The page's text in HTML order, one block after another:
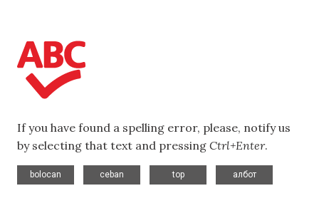
If you have found a spelling error, please, notify us
by selecting that text and pressing Ctrl+Enter.
bolocan
ceban
top
албот